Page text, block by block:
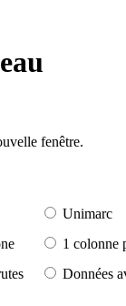
fenêtre.
Unimarc
1 colonne
Données